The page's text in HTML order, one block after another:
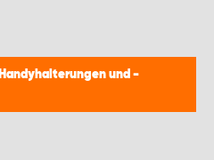
Handyhalterungen und -